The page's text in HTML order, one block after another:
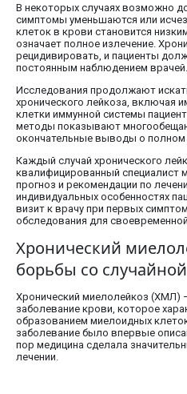
В некоторых случаях возможно
симптомы уменьшаются или
клеток в крови становится
означает полное излечение.
рецидивировать, и пациенты
постоянным наблюдением врачей.
Исследования продолжают
хронического лейкоза, включая
клетки иммунной системы
методы показывают
окончательные выводы о полном
Каждый случай хронического
квалифицированный специалист
прогноз и рекомендации по
индивидуальных особенностях
визит к врачу при первых
обследования для
Хронический
борьбы со
Хронический миелолейкоз (ХМЛ)
заболевание крови, которое
образованием миелоидных
заболевание было впервые
пор медицина сделала
лечении.